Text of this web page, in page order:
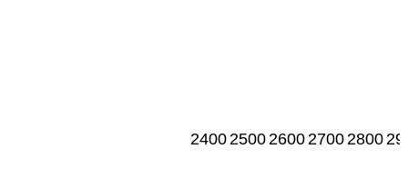
24002500260027002800